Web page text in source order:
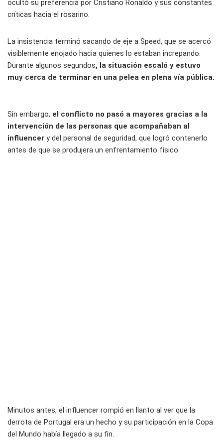
ocultó su preferencia por Cristiano Ronaldo y sus constantes
críticas hacia el rosarino.
La insistencia terminó sacando de eje a Speed, que se acercó
visiblemente enojado hacia quienes lo estaban increpando.
Durante algunos segundos, la situación escaló y estuvo
muy cerca de terminar en una pelea en plena vía pública.
Sin embargo, el conflicto no pasó a mayores gracias a la
intervención de las personas que acompañaban al
influencer y del personal de seguridad, que logró contenerlo
antes de que se produjera un enfrentamiento físico.
Minutos antes, el influencer rompió en llanto al ver que la
derrota de Portugal era un hecho y su participación en la Copa
del Mundo había llegado a su fin.